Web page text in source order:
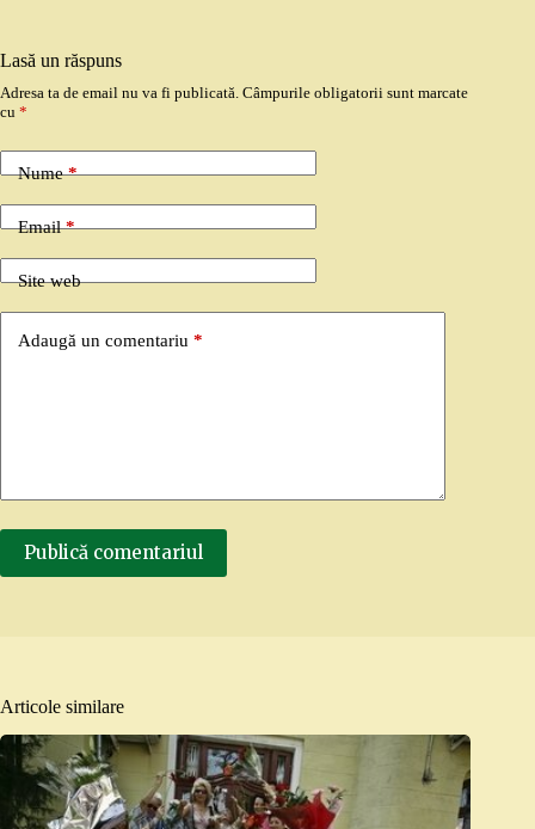
Lasă un răspuns
Adresa ta de email nu va fi publicată. Câmpurile obligatorii sunt marcate
cu *
Nume*
Email*
Site web
Adaugă un comentariu *
Publică comentariul
Articole similare